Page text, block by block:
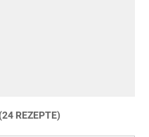
(24 REZEPTE)